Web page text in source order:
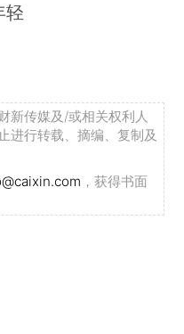
轻
新传媒及/或相关权利人
进行转载、摘编、复制及
，获得书面